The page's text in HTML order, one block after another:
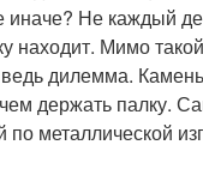
иначе? Не каждый
находит. Мимо
дилемма.
держать палку.
по металлической